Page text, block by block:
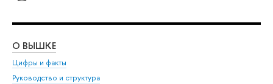
О ВЫШКЕ
Цифры и факты
Руководство и структура